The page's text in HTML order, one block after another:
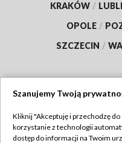
KRAKÓW /
OPOLE /
SZCZECIN /
Szanujemy Twoją
Kliknij "Akceptuję i przechodzę
korzystanie z technologii
dostęp do informacji na Twoim